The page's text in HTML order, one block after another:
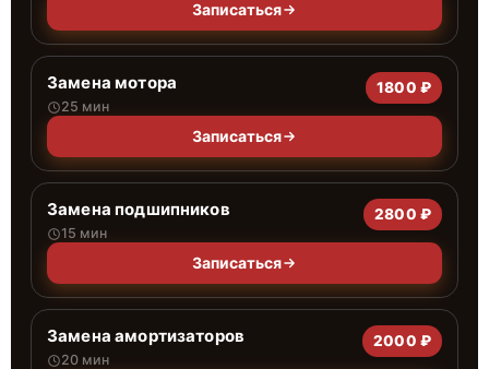
Записаться
Замена мотора
25 мин
1800 ₽
Записаться
Замена подшипников
15 мин
2800 ₽
Записаться
Замена амортизаторов
20 мин
2000 ₽